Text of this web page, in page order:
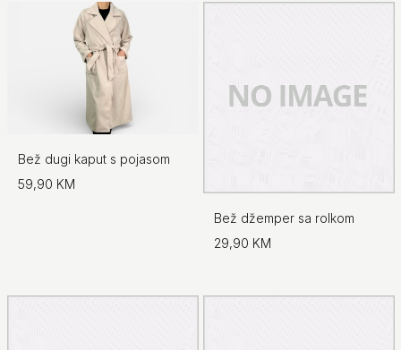
Bež dugi kaput s pojasom
59,90 KM
Bež džemper sa rolkom
29,90 KM